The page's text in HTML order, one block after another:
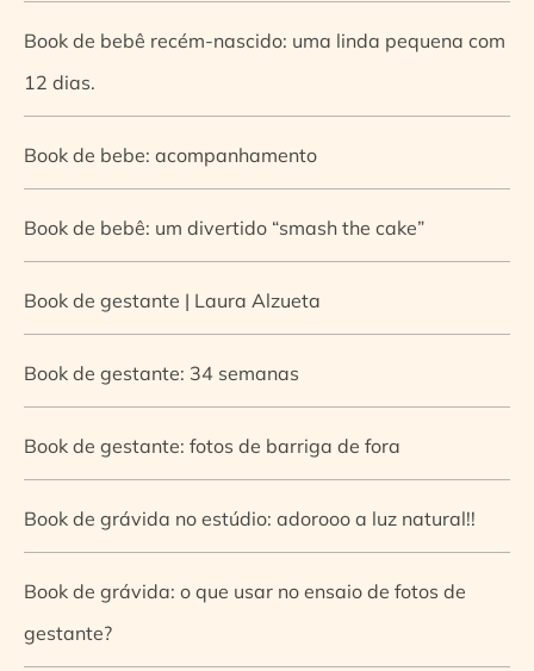
Book de bebê recém-nascido: uma linda pequena com
12 dias.
Book de bebe: acompanhamento
Book de bebê: um divertido “smash the cake”
Book de gestante | Laura Alzueta
Book de gestante: 34 semanas
Book de gestante: fotos de barriga de fora
Book de grávida no estúdio: adorooo a luz natural!!
Book de grávida: o que usar no ensaio de fotos de
gestante?